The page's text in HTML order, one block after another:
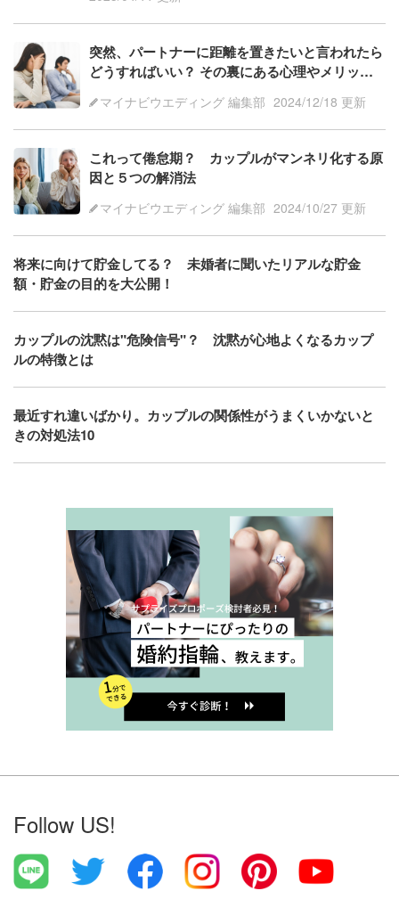
突然、パートナーに距離を置きたいと言われたら
どうすればいい？ その裏にある心理やメリット
マイナビウエディング 編集部 2024/12/18 更新
これって倦怠期？ カップルがマンネリ化する原
因と５つの解消法
マイナビウエディング 編集部 2024/10/27 更新
将来に向けて貯金してる？ 未婚者に聞いたリアルな貯金
額・貯金の目的を大公開！
カップルの沈黙は"危険信号"？ 沈黙が心地よくなるカップ
ルの特徴とは
最近すれ違いばかり。カップルの関係性がうまくいかないと
きの対処法10
Follow US!